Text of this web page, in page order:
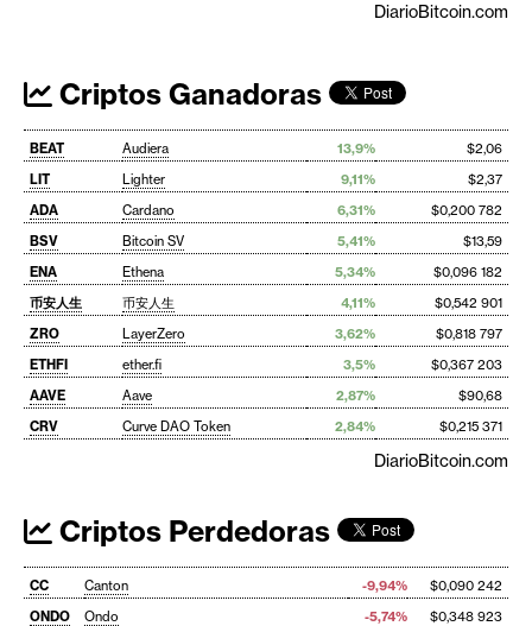
DiarioBitcoin.com
Criptos Ganadoras
BEAT Audiera 13,9%
$2,06
LIT
Lighter 9,11%
$2,37
ADA
Cardano 6,31%
$0,200 782
BSV
Bitcoin SV 5,41%
$13,59
ENA
Ethena 5,34%
$0,096 182
币安人生
币安人生 4,11%
$0,542 901
ZRO
LayerZero 3,62%
$0,818 797
ETHFI
ether.fi 3,5%
$0,367 203
AAVE
Aave 2,87%
$90,68
CRV
Curve DAO Token 2,84% $0,215 371
DiarioBitcoin.com
Criptos Perdedoras
CC Canton -9,94%
$0,090 242
ONDO
Ondo -5,74%
$0,348 923